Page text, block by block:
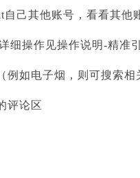
己其他账号，看看其他
操作见操作说明-精准
如电子烟，则可搜索相
评论区